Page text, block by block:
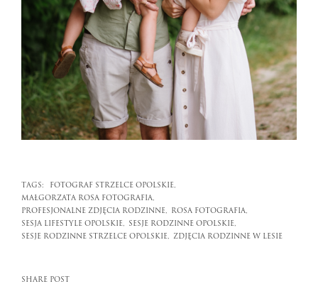
TAGS:
FOTOGRAF STRZELCE OPOLSKIE,
MAŁGORZATA ROSA FOTOGRAFIA,
PROFESJONALNE ZDJĘCIA RODZINNE,
ROSA FOTOGRAFIA,
SESJA LIFESTYLE OPOLSKIE,
SESJE RODZINNE OPOLSKIE,
SESJE RODZINNE STRZELCE OPOLSKIE,
ZDJĘCIA RODZINNE W LESIE
SHARE POST